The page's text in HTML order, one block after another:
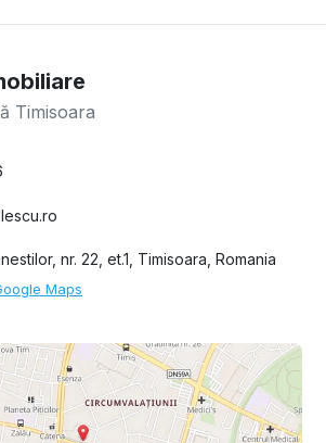
Timisoara
nr. 22, et.1, Timisoara, Romania
Maps